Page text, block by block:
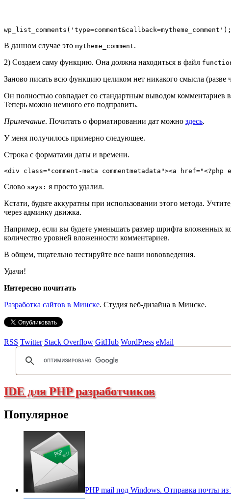
wp_list_comments('type=comment&callback=mytheme_comment');
В данном случае это mytheme_comment.
2) Создаем саму функцию. Она должна находиться в файл
Заново писать всю функцию целиком нет никакого смысла (разве
Он полностью совпадает со стандартным выводом комментариев
Теперь можно немного его подправить.
Примечание. Почитать о форматировании дат можно здесь.
У меня получилось примерно следующее.
Строка с форматами даты и времени.
<div class="comment-meta commentmetadata"><a
Слово says: я просто удалил.
Кстати, будьте аккуратны при использовании этого метода.
через админку движка.
Например, если вы будете уменьшать размер шрифта вложенных
количество уровней вложенности комментариев.
В общем, тщательно тестируйте все ваши нововведения.
Удачи!
Интересно почитать
Разработка сайтов в Минске. Студия веб-дизайна в Минске.
RSS Twitter Stack Overflow GitHub WordPress eMail
IDE для PHP разработчиков
Популярное
PHP mail под Windows. Отправка почты из